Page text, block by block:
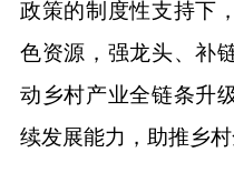
政策的制度性支持下
色资源，强龙头、补
动乡村产业全链条升
续发展能力，助推乡村